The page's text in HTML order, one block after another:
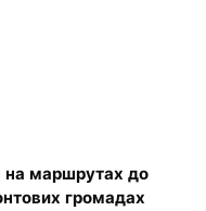
на маршрутах до
громадах